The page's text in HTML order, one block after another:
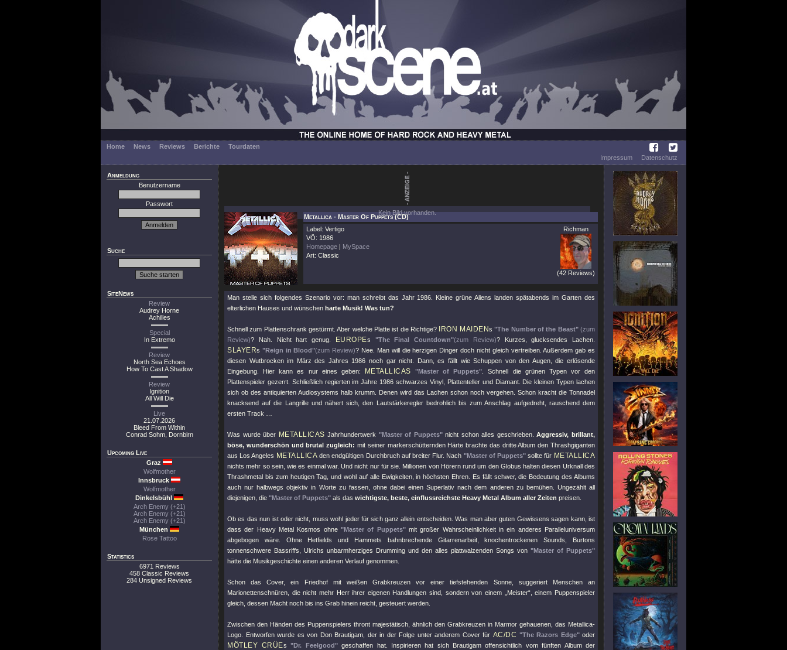
Home News Reviews Berichte
Tourdaten
Impressum
Datenschutz
Anmeldung
Benutzername
Passwort
Suche
SiteNews
Review
Audrey Horne
Achilles
Special
In Extremo
Review
North Sea Echoes
How To Cast A Shadow
Review
Ignition
All Will Die
Live
21.07.2026
Bleed From Within
Conrad Sohm, Dornbirn
Upcoming Live
Graz
Wolfmother
Innsbruck
Wolfmother
Dinkelsbühl
Arch Enemy (+21)
Arch Enemy (+21)
Arch Enemy (+21)
München
Rose Tattoo
Statistics
6971 Reviews
458 Classic Reviews
284 Unsigned Reviews
Kein Bild vorhanden.
Metallica - Master Of Puppets (CD)
Label: Vertigo
VÖ: 1986
Homepage | MySpace
Art: Classic
Richman
(42 Reviews)
Man stelle sich folgendes Szenario vor: man schreibt das Jahr 1986. Kleine grüne Aliens landen spätabends im Garten des
elterlichen Hauses und wünschen harte Musik! Was tun?
Schnell zum Plattenschrank gestürmt. Aber welche Platte ist die Richtige? IRON MAIDENs"The Number of the Beast" (zum
Review)? Nah. Nicht hart genug. EUROPEs "The Final Countdown"(zum Review)? Kurzes, glucksendes Lachen.
SLAYERs "Reign in Blood"(zum Review)? Nee. Man will die herzigen Dinger doch nicht gleich vertreiben. Außerdem gab es
diesen Wutbrocken im März des Jahres 1986 noch gar nicht. Dann, es fällt wie Schuppen von den Augen, die erlösende
Eingebung. Hier kann es nur eines geben:
METALLICAS "Master of Puppets" . Schnell die grünen Typen vor den
Plattenspieler gezerrt. Schließlich regierten im Jahre 1986 schwarzes Vinyl, Plattenteller und Diamant. Die kleinen Typen lachen
sich ob des antiquierten Audiosystems halb krumm. Denen wird das Lachen schon noch vergehen. Schon kracht die Tonnadel
knacksend auf die Langrille und nähert sich, den Lautstärkeregler bedrohlich bis zum Anschlag aufgedreht, rauschend dem
ersten Track …
Was wurde über METALLICAS Jahrhundertwerk "Master of Puppets"nicht schon alles geschrieben.Aggressiv, brillant,
böse, wunderschön und brutal zugleich: mit seiner markerschütternden Härte brachte das dritte Album den Thrashgiganten
aus Los Angeles METALLICA den endgültigen Durchbruch auf breiter Flur. Nach "Master of Puppets"sollte für METALLICA
nichts mehr so sein, wie es einmal war. Und nicht nur für sie. Millionen von Hörern rund um den Globus halten diesen Urknall des
Thrashmetal bis zum heutigen Tag, und wohl auf alle Ewigkeiten, in höchsten Ehren. Es fällt schwer, die Bedeutung des Albums
auch nur halbwegs objektiv in Worte zu fassen, ohne dabei einen Superlativ nach dem anderen zu bemühen. Ungezählt all
diejenigen, die "Master of Puppets" als das wichtigste, beste, einflussreichste Heavy Metal Album aller Zeiten preisen.
Ob es das nun ist oder nicht, muss wohl jeder für sich ganz allein entscheiden. Was man aber guten Gewissens sagen kann, ist
dass der Heavy Metal Kosmos ohne "Master of Puppets"mit großer Wahrscheinlichkeit in ein anderes Paralleluniversum
abgebogen wäre. Ohne Hetfields und Hammets bahnbrechende Gitarrenarbeit, knochentrockenen Sounds, Burtons
tonnenschwere Bassriffs, Ulrichs unbarmherziges Drumming und den alles plattwalzenden Songs von "Master of Puppets"
hätte die Musikgeschichte einen anderen Verlauf genommen.
Schon das Cover, ein Friedhof mit weißen Grabkreuzen vor einer tiefstehenden Sonne, suggeriert Menschen an
Marionettenschnüren, die nicht mehr Herr ihrer eigenen Handlungen sind, sondern von einem „Meister“, einem Puppenspieler
gleich, dessen Macht noch bis ins Grab hinein reicht, gesteuert werden.
Zwischen den Händen des Puppenspielers thront majestätisch, ähnlich den Grabkreuzen in Marmor gehauenen, das Metallica-
Logo. Entworfen wurde es von Don Brautigam, der in der Folge unter anderem Cover für AC/DC "The Razors Edge"oder
MÖTLEY CRÜEs"Dr. Feelgood"geschaffen hat. Inspirieren hat sich Brautigam offensichtlich vom fünften Album der